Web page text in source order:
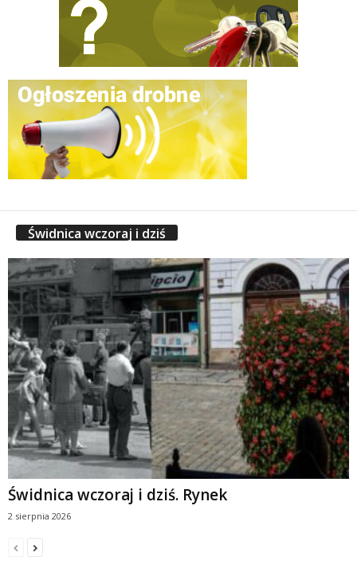
Świdnica wczoraj i dziś
Świdnica wczoraj i dziś. Rynek
2 sierpnia 2026